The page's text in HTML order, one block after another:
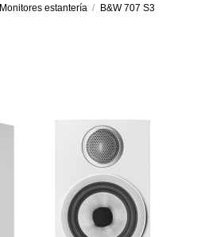
Monitores estantería B&W 707 S3